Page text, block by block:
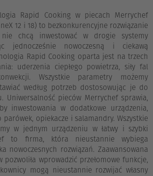
Rapid Cooking w piecach Merrychef
12 i 18) to bezkonkurencyjne rozwiązanie
chcą inwestować w drogie systemy
jednocześnie nowoczesną i ciekawą
Rapid Cooking oparta jest na trzech
uderzenia ciepłego powietrza, siły fal
Wszystkie parametry możemy
według potrzeb dostosowując je do
Uniwersalność pieców Merrychef sprawia,
inwestowania w dodatkowe urządzenia,
opiekacze i salamandry. Wszystkie
w jednym urządzeniu w łatwy i szybki
to firma, która nieustannie wybiega
nowoczesnych rozwiązań. Zaawansowana
wprowadzić przełomowe funkcje,
mogą nieustannie rozwijać własny